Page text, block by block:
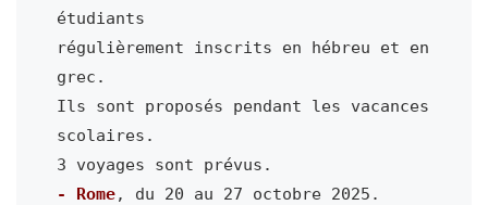
étudiants
régulièrement inscrits en hébreu et en
grec.
Ils sont proposés pendant les vacances
scolaires.
- Rome